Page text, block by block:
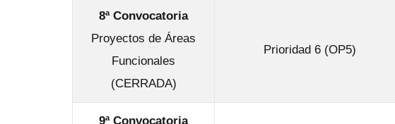
8ª Convocatoria
Proyectos de Áreas
Funcionales
(CERRADA)
Prioridad 6 (OP5)
9ª Convocatoria